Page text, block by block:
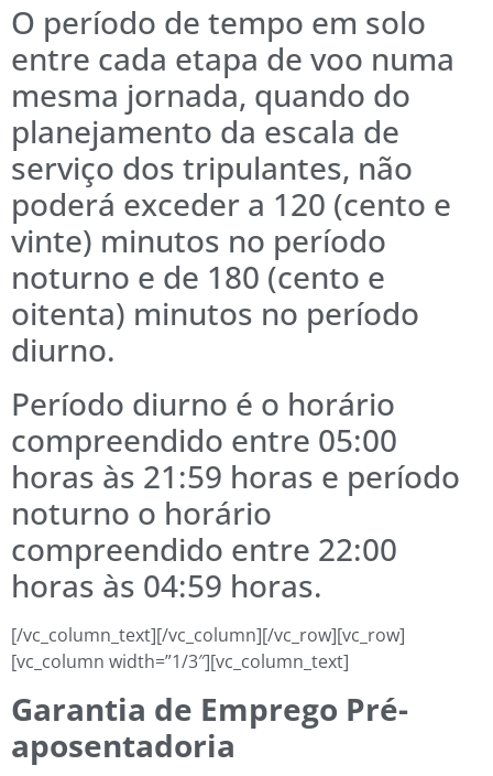
O período de tempo em solo
entre cada etapa de voo numa
mesma jornada, quando do
planejamento da escala de
serviço dos tripulantes, não
poderá exceder a 120 (cento e
vinte) minutos no período
noturno e de 180 (cento e
oitenta) minutos no período
diurno.
Período diurno é o horário
compreendido entre 05:00
horas às 21:59 horas e período
noturno o horário
compreendido entre 22:00
horas às 04:59 horas.
[/vc_column_text][/vc_column][/vc_row][vc_row]
[vc_column width=”1/3″][vc_column_text]
Garantia de Emprego Pré-
aposentadoria